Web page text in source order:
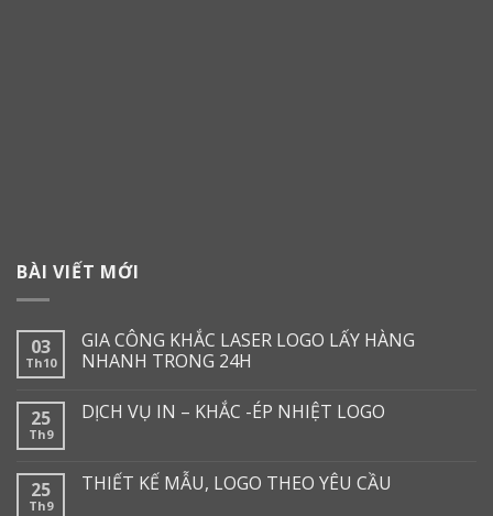
BÀI VIẾT MỚI
03
Th10
GIA CÔNG KHẮC LASER LOGO LẤY HÀNG
NHANH TRONG 24H
25
Th9
DỊCH VỤ IN – KHẮC -ÉP NHIỆT LOGO
25
Th9
THIẾT KẾ MẪU, LOGO THEO YÊU CẦU